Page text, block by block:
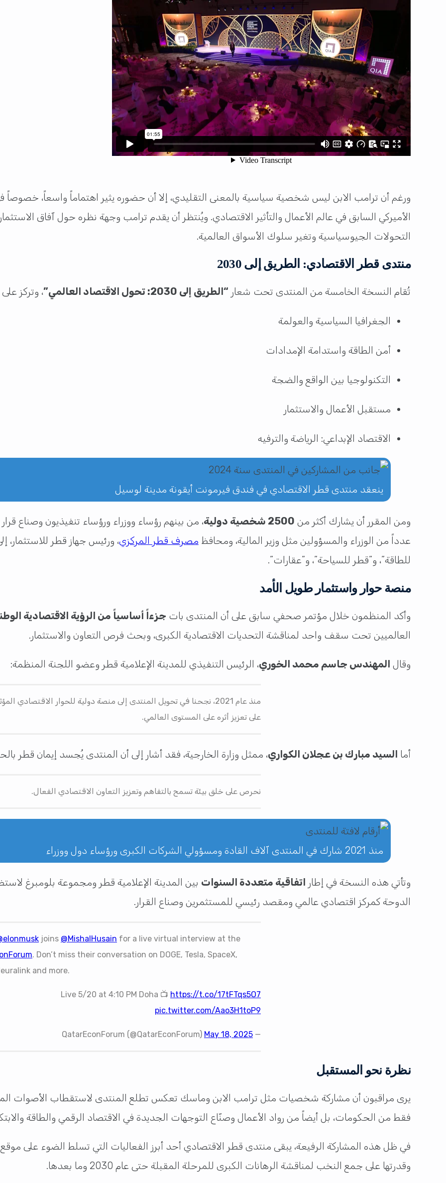
ورغم أن ترامب الابن ليس شخصية سياسية بالمعنى التقليدي، إلا أن حضوره يثير اهتماماً واسعاً، خصوصاً في
الأميركي السابق في عالم الأعمال والتأثير الاقتصادي. ويُنتظر أن يقدم ترامب وجهة نظره حول آفاق
التحولات الجيوسياسية وتغير سلوك الأسواق العالمية.
منتدى قطر الاقتصادي: الطريق إلى 2030
تُقام النسخة الخامسة من المنتدى تحت شعار “الطريق إلى 2030: تحول الاقتصاد العالمي” ، وتركز
الجغرافيا السياسية والعولمة
أمن الطاقة واستدامة الإمدادات
التكنولوجيا بين الواقع والضجة
مستقبل الأعمال والاستثمار
الاقتصاد الإبداعي: الرياضة والترفيه
ينعقد منتدى قطر الاقتصادي في فندق فيرمونت أيقونة مدينة لوسيل
ومن المقرر أن يشارك أكثر من 2500 شخصية دولية
، من بينهم رؤساء ووزراء ورؤساء تنفيذيون وصناع
عدداً من الوزراء والمسؤولين مثل وزير المالية، ومحافظ مصرف قطر المركزي، ورئيس جهاز قطر
للطاقة”، و”قطر للسياحة”، و”عقارات”.
منصة حوار واستثمار طويل الأمد
وأكد المنظمون خلال مؤتمر صحفي سابق على أن المنتدى بات جزءاً أساسياً من الرؤية الاقتصادية الوطنية
العالميين تحت سقف واحد لمناقشة التحديات الاقتصادية الكبرى، وبحث فرص التعاون والاستثمار.
وقال المهندس جاسم محمد الخوري، الرئيس التنفيذي للمدينة الإعلامية قطر وعضو اللجنة المنظمة:
منذ عام 2021، نجحنا في تحويل المنتدى إلى منصة دولية للحوار الاقتصادي
على تعزيز أثره على المستوى العالمي.
أما السيد مبارك بن عجلان الكواري، ممثل وزارة الخارجية، فقد أشار إلى أن المنتدى يُجسد إيمان قطر
نحرص على خلق بيئة تسمح بالتفاهم وتعزيز التعاون الاقتصادي الفعال.
منذ 2021 شارك في المنتدى آلاف القادة ومسؤولي الشركات الكبرى ورؤساء دول ووزراء
وتأتي هذه النسخة في إطار اتفاقية متعددة السنوات
الدوحة كمركز اقتصادي عالمي ومقصد رئيسي للمستثمرين وصناع القرار.
joins @MishalHusain for a live virtual interview at the
. Don’t miss their conversation on DOGE, Tesla, SpaceX,
and more.
Live 5/20 at 4:10 PM Doha 📺 https://t.co/17tFTqs5O7
pic.twitter.com/Aao3H1toP9
— QatarEconForum (@QatarEconForum)
May 18, 2025
نظرة نحو المستقبل
يرى مراقبون أن مشاركة شخصيات مثل ترامب الابن وماسك تعكس تطلع المنتدى لاستقطاب الأصوات
فقط من الحكومات، بل أيضاً من رواد الأعمال وصنّاع التوجهات الجديدة في الاقتصاد الرقمي والطاقة
في ظل هذه المشاركة الرفيعة، يبقى منتدى قطر الاقتصادي أحد أبرز الفعاليات التي تسلط الضوء على موقع
وقدرتها على جمع النخب لمناقشة الرهانات الكبرى للمرحلة المقبلة حتى عام 2030 وما بعدها.